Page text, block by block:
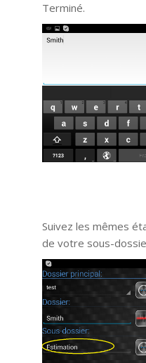
Terminé.
Suivez les mêmes
de votre sous-